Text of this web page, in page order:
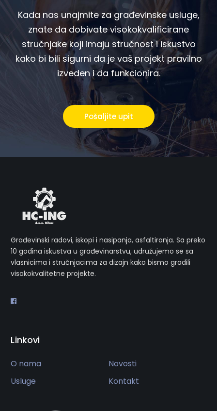
Kada nas unajmite za građevinske usluge,
znate da dobivate visokokvalificirane
stručnjake koji imaju stručnost i iskustvo
kako bi bili sigurni da je vaš projekt pravilno
izveden i da funkcionira.
Pošaljite upit
Građevinski radovi, iskopi i nasipanja, asfaltiranja. Sa preko
10 godina iskustva u građevinarstvu, udružujemo se sa
vlasnicima i stručnjacima za dizajn kako bismo gradili
visokokvalitetne projekte.
Linkovi
O nama
Novosti
Usluge
Kontakt